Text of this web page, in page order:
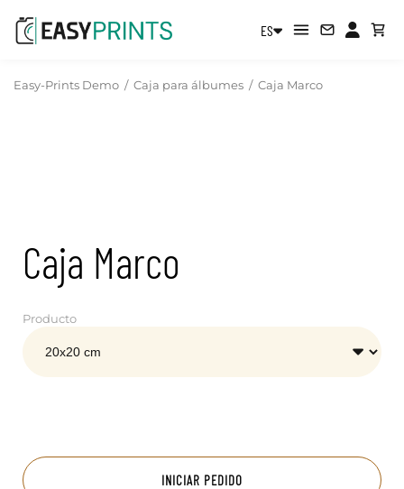
ES
Easy-Prints Demo / Caja para álbumes / Caja Marco
Caja Marco
Producto
INICIAR PEDIDO